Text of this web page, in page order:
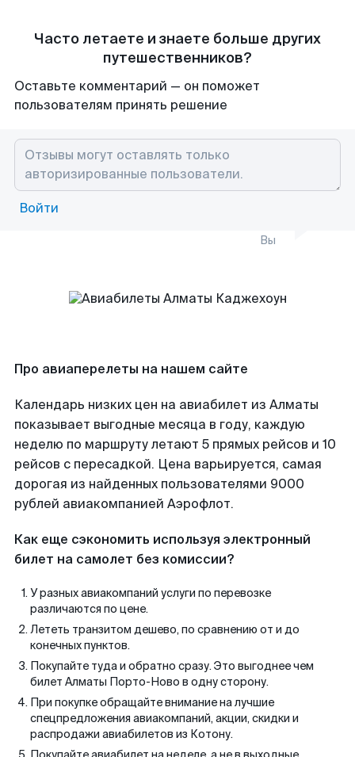
Часто летаете и знаете больше других
путешественников?
Оставьте комментарий — он поможет
пользователям принять решение
Войти
Вы
Про авиаперелеты на нашем сайте
Календарь низких цен на авиабилет из Алматы
показывает выгодные месяца в году, каждую
неделю по маршруту летают 5 прямых рейсов и 10
рейсов с пересадкой. Цена варьируется, самая
дорогая из найденных пользователями 9000
рублей авиакомпанией Аэрофлот.
Как еще сэкономить используя электронный
билет на самолет без комиссии?
У разных авиакомпаний услуги по перевозке
различаются по цене.
Лететь транзитом дешево, по сравнению от и до
конечных пунктов.
Покупайте туда и обратно сразу. Это выгоднее чем
билет Алматы Порто-Ново в одну сторону.
При покупке обращайте внимание на лучшие
спецпредложения авиакомпаний, акции, скидки и
распродажи авиабилетов из Котону.